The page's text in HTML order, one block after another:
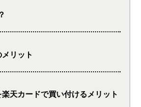
リット
天カードで買い付けるメリット